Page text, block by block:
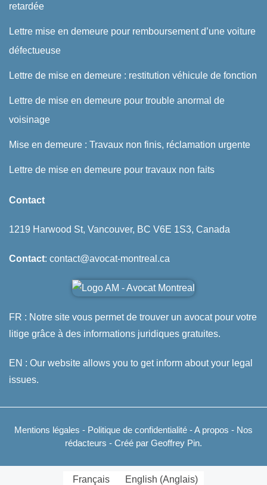
retardée
Lettre mise en demeure pour remboursement d’une voiture
défectueuse
Lettre de mise en demeure : restitution véhicule de fonction
Lettre de mise en demeure pour trouble anormal de
voisinage
Mise en demeure : Travaux non finis, réclamation urgente
Lettre de mise en demeure pour travaux non faits
Contact
1219 Harwood St, Vancouver, BC V6E 1S3, Canada
Contact: contact@avocat-montreal.ca
FR : Notre site vous permet de trouver un avocat pour votre
litige grâce à des informations juridiques gratuites.
EN : Our website allows you to get inform about your legal
issues.
Mentions légales - Politique de confidentialité -A propos - Nos
rédacteurs - Créé par Geoffrey Pin.
Français English (Anglais)